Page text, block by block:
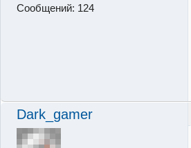
Сообщений: 124
Dark_gamer